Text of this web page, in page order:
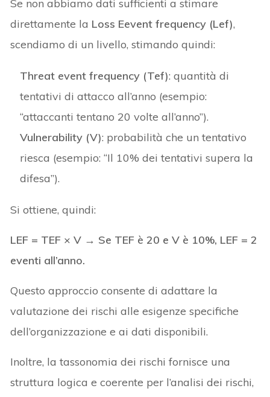
Se non abbiamo dati sufficienti a stimare
direttamente la Loss Eevent frequency (Lef),
scendiamo di un livello, stimando quindi:
Threat event frequency (Tef): quantità di
tentativi di attacco all’anno (esempio:
“attaccanti tentano 20 volte all’anno”).
Vulnerability (V): probabilità che un tentativo
riesca (esempio: “Il 10% dei tentativi supera la
difesa”).
Si ottiene, quindi:
LEF = TEF × V → Se TEF è 20 e V è 10%, LEF = 2
eventi all’anno.
Questo approccio consente di adattare la
valutazione dei rischi alle esigenze specifiche
dell’organizzazione e ai dati disponibili.
Inoltre, la tassonomia dei rischi fornisce una
struttura logica e coerente per l’analisi dei rischi,